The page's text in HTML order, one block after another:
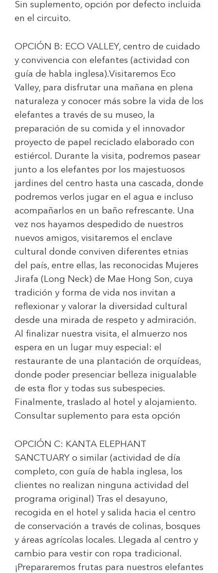
Sin suplemento, opción por defecto incluida
en el circuito.
OPCIÓN B: ECO VALLEY, centro de cuidado
y convivencia con elefantes (actividad con
guía de habla inglesa).Visitaremos Eco
Valley, para disfrutar una mañana en plena
naturaleza y conocer más sobre la vida de los
elefantes a través de su museo, la
preparación de su comida y el innovador
proyecto de papel reciclado elaborado con
estiércol. Durante la visita, podremos pasear
junto a los elefantes por los majestuosos
jardines del centro hasta una cascada, donde
podremos verlos jugar en el agua e incluso
acompañarlos en un baño refrescante. Una
vez nos hayamos despedido de nuestros
nuevos amigos, visitaremos el enclave
cultural donde conviven diferentes etnias
del país, entre ellas, las reconocidas Mujeres
Jirafa (Long Neck) de Mae Hong Son, cuya
tradición y forma de vida nos invitan a
reflexionar y valorar la diversidad cultural
desde una mirada de respeto y admiración.
Al finalizar nuestra visita, el almuerzo nos
espera en un lugar muy especial: el
restaurante de una plantación de orquídeas,
donde poder presenciar belleza inigualable
de esta flor y todas sus subespecies.
Finalmente, traslado al hotel y alojamiento.
Consultar suplemento para esta opción
OPCIÓN C: KANTA ELEPHANT
SANCTUARY o similar (actividad de día
completo, con guía de habla inglesa, los
clientes no realizan ninguna actividad del
programa original) Tras el desayuno,
recogida en el hotel y salida hacia el centro
de conservación a través de colinas, bosques
y áreas agrícolas locales. Llegada al centro y
cambio para vestir con ropa tradicional.
¡Prepararemos frutas para nuestros elefantes